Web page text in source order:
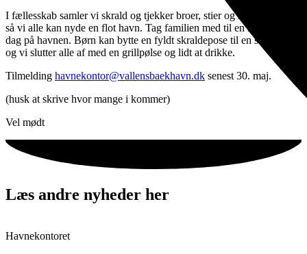
I fællesskab samler vi skrald og tjekker broer, stier og stensætninger
så vi alle kan nyde en flot havn. Tag familien med til en hyggelig
dag på havnen. Børn kan bytte en fyldt skraldepose til en slikpose
og vi slutter alle af med en grillpølse og lidt at drikke.
Tilmelding havnekontor@vallensbaekhavn.dk senest 30. maj.
(husk at skrive hvor mange i kommer)
Vel mødt
Læs andre nyheder her
Havnekontoret